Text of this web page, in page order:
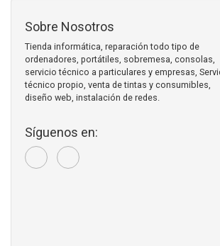
Sobre Nosotros
Tienda informática, reparación todo tipo de
ordenadores, portátiles, sobremesa, consolas,
servicio técnico a particulares y empresas,
técnico propio, venta de tintas y consumibles,
diseño web, instalación de redes.
Síguenos en: